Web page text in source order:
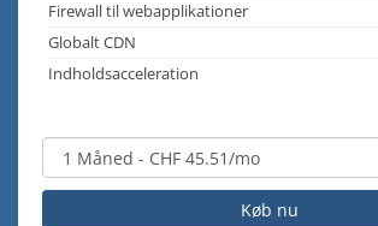
Firewall til webapplikationer
Globalt CDN
Indholdsacceleration
Køb nu